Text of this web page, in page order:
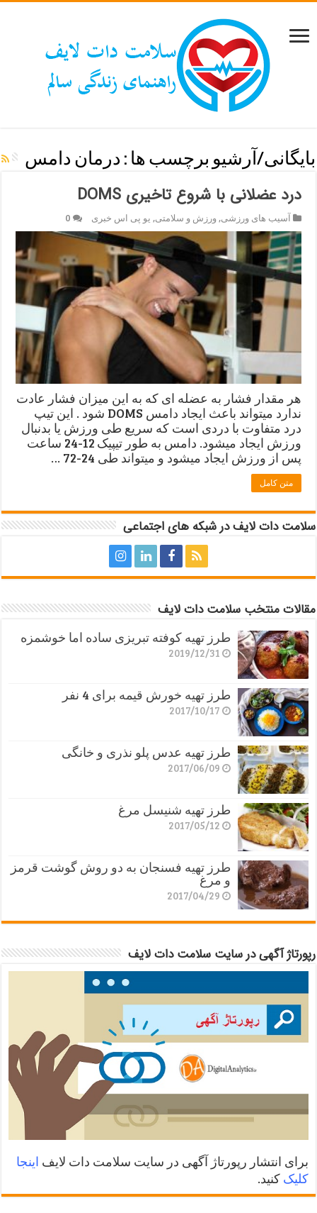
بایگانی/آرشیو برچسب ها : درمان دامس
درد عضلانی با شروع تاخیری DOMS
آسیب های ورزشی,ورزش و سلامتی, یو پی اس خبری 0
هر مقدار فشار به عضله ای که به این میزان فشار عادت
ندارد میتواند باعث ایجاد دامس DOMS شود . این تیپ
درد متفاوت با دردی است که سریع طی ورزش یا بدنبال
ورزش ایجاد میشود. دامس به طور تیپیک 12-24 ساعت
پس از ورزش ایجاد میشود و میتواند طی 24-72 …
متن کامل
سلامت دات لایف در شبکه های اجتماعی
مقالات منتخب سلامت دات لایف
طرز تهیه کوفته تبریزی ساده اما خوشمزه
2019/12/31
طرز تهیه خورش قیمه برای 4 نفر
2017/10/17
طرز تهیه عدس پلو نذری و خانگی
2017/06/09
طرز تهیه شنیسل مرغ
2017/05/12
طرز تهیه فسنجان به دو روش گوشت قرمز
و مرغ
2017/04/29
رپورتاژ آگهی در سایت سلامت دات لایف
برای انتشار رپورتاژ آگهی در سایت سلامت دات لایف اینجا
کلیک کنید.